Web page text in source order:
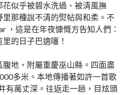
似乎被碧水洗過、被清風撫
那種說不清的熨帖與和柔。不
，這是在年夜慷慨方告知人們：
的日子巴適噻！
地，附屬重慶巫山縣。四面盡
多米。本地傳播著如許一首歌
有萬丈深。往返走一趟，目炫頭